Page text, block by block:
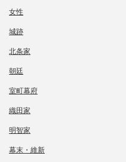
女性
城跡
北条家
朝廷
室町幕府
織田家
明智家
幕末・維新